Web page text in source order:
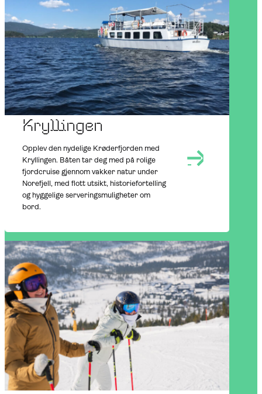
NEARBY SUMMER OUTDOORS
Kryllingen
Opplev den nydelige Krøderfjorden med
Kryllingen. Båten tar deg med på rolige
fjordcruise gjennom vakker natur under
Norefjell, med flott utsikt, historiefortelling
og hyggelige serveringsmuligheter om
bord.
AT NOREFJELL OUTDOORS WINTER